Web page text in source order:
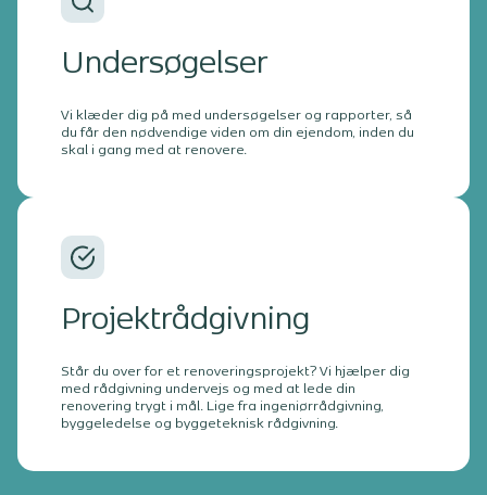
Undersøgelser
Vi klæder dig på med undersøgelser og rapporter, så
du får den nødvendige viden om din ejendom, inden du
skal i gang med at renovere.
Projektrådgivning
Står du over for et renoveringsprojekt? Vi hjælper dig
med rådgivning undervejs og med at lede din
renovering trygt i mål. Lige fra ingeniørrådgivning,
byggeledelse og byggeteknisk rådgivning.